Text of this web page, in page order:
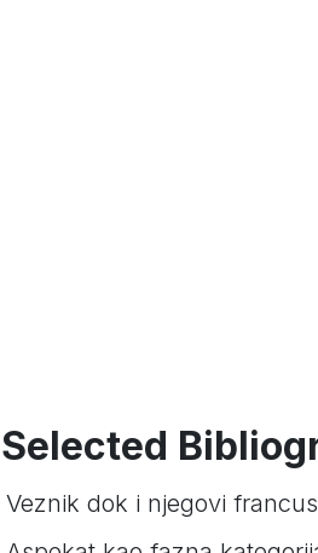
Selected
Veznik dok i njegovi